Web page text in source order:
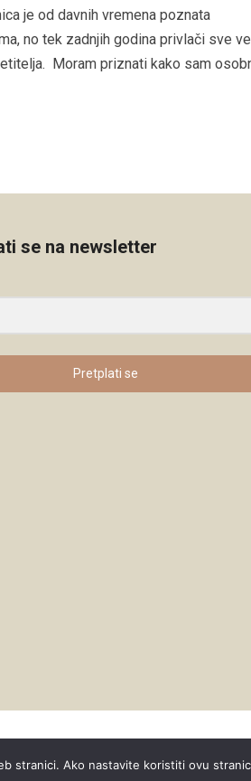
je od davnih vremena poznata
no tek zadnjih godina privlači sve
Moram priznati kako sam
se na newsletter
Pretplati se
stranici. Ako nastavite koristiti ovu